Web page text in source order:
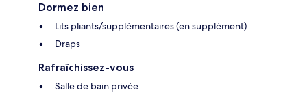
Dormez bien
Lits pliants/supplémentaires (en supplément)
Draps
Rafraîchissez-vous
Salle de bain privée